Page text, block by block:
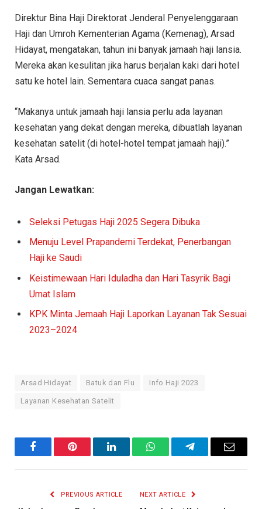
Direktur Bina Haji Direktorat Jenderal Penyelenggaraan
Haji dan Umroh Kementerian Agama (Kemenag), Arsad
Hidayat, mengatakan, tahun ini banyak jamaah haji lansia.
Mereka akan kesulitan jika harus berjalan kaki dari hotel
satu ke hotel lain. Sementara cuaca sangat panas.
“Makanya untuk jamaah haji lansia perlu ada layanan
kesehatan yang dekat dengan mereka, dibuatlah layanan
kesehatan satelit (di hotel-hotel tempat jamaah haji).”
Kata Arsad.
Jangan Lewatkan:
Seleksi Petugas Haji 2025 Segera Dibuka
Menuju Level Prapandemi Terdekat, Penerbangan
Haji ke Saudi
Keistimewaan Hari Iduladha dan Hari Tasyrik Bagi
Umat Islam
KPK Minta Jemaah Haji Laporkan Layanan Tak Sesuai
2023–2024
Arsad Hidayat Batuk dan Flu Info Haji 2023
Layanan Kesehatan Satelit
FacebookPinterest LinkedInWhatsAppTelegramEmail
PREVIOUS ARTICLE NEXT ARTICLE